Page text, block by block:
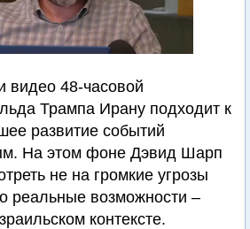
видео 48-часовой
Трампа Ирану подходит к
развитие событий
На этом фоне Дэвид Шарп
не на громкие угрозы
реальные возможности –
контексте.